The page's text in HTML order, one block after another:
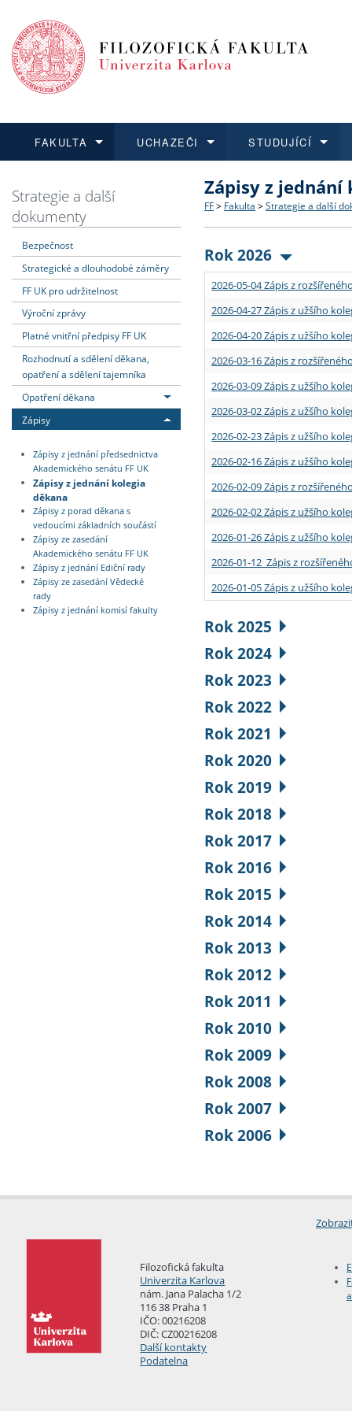
FAKULTA
Dozvědět se více
Struktura a historie
Strategie a další
Podpora a benefity pro
Absolventi fakulty
UCHAZEČI
Podat přihlášku
Co studovat a jak se
Učitelské studijní
Informace k průběhu
STUDUJÍCÍ
Dozvědět se více
Bakalářské a magisterské
Doktorské studium
Rigorózní řízení
Dozvědět se více
O vědě a výzkumu na FF
Akademické kvalifikace
Granty a projekty
Dozvědět se více
Aktuální nabídky a
Vyjíždějící studenti
Přijíždějící studenti
Vyjíždějící zaměstnanci
Strategie a další
dokumenty
Bezpečnost
Strategické a dlouhodobé záměry
FF UK pro udržitelnost
Výroční zprávy
Platné vnitřní předpisy FF UK
Rozhodnutí a sdělení děkana,
opatření a sdělení tajemníka
Opatření děkana
Zápisy
Zápisy z jednání předsednictva
Akademického senátu FF UK
Zápisy z jednání kolegia
děkana
Zápisy z porad děkana s
vedoucími základních součástí
Zápisy ze zasedání
Akademického senátu FF UK
Zápisy z jednání Ediční rady
Zápisy ze zasedání Vědecké
rady
Zápisy z jednání komisí fakulty
Zápisy z jednání
FF > Fakulta > Strategie a další
Rok 2026
2026-05-04 Zápis z
2026-04-27 Zápis z užšího
2026-04-20 Zápis z užšího
2026-03-16 Zápis z
2026-03-09 Zápis z užšího
2026-03-02 Zápis z užšího
2026-02-23 Zápis z užšího
2026-02-16 Zápis z užšího
2026-02-09 Zápis z
2026-02-02 Zápis z užšího
2026-01-26 Zápis z užšího
2026-01-12 Zápis z
2026-01-05 Zápis z užšího
Rok 2025
Rok 2024
Rok 2023
Rok 2022
Rok 2021
Rok 2020
Rok 2019
Rok 2018
Rok 2017
Rok 2016
Rok 2015
Rok 2014
Rok 2013
Rok 2012
Rok 2011
Rok 2010
Rok 2009
Rok 2008
Rok 2007
Rok 2006
Filozofická fakulta
Univerzita Karlova
nám. Jana Palacha 1/2
116 38 Praha 1
IČO: 00216208
DIČ: CZ00216208
Další kontakty
Podatelna